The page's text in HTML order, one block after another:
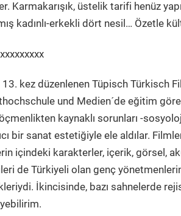
Karmakarışık, üstelik tarifi henüz
kadınlı-erkekli dört nesil… Özetle
13. kez düzenlenen Tüpisch Türkisch
und Medien´de eğitim
kaynaklı sorunları -
bir sanat estetiğiyle ele aldılar.
içindeki karakterler, içerik, görsel,
de Türkiyeli olan genç
İkincisinde, bazı sahnelerde